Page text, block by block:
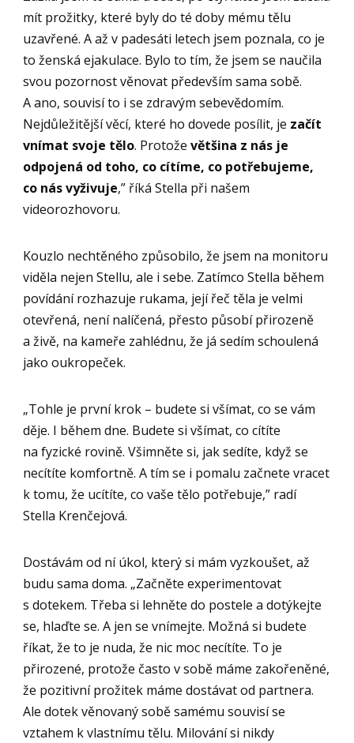
mít prožitky, které byly do té doby mému tělu
uzavřené. A až v padesáti letech jsem poznala, co je
to ženská ejakulace. Bylo to tím, že jsem se naučila
svou pozornost věnovat především sama sobě.
A ano, souvisí to i se zdravým sebevědomím.
Nejdůležitější věcí, které ho dovede posílit, je začít
vnímat svoje tělo. Protoževětšina z nás je
odpojená od toho, co cítíme, co potřebujeme,
co nás vyživuje,” říká Stella při našem
videorozhovoru.
Kouzlo nechtěného způsobilo, že jsem na monitoru
viděla nejen Stellu, ale i sebe. Zatímco Stella během
povídání rozhazuje rukama, její řeč těla je velmi
otevřená, není nalíčená, přesto působí přirozeně
a živě, na kameře zahlédnu, že já sedím schoulená
jako oukropeček.
„Tohle je první krok – budete si všímat, co se vám
děje. I během dne. Budete si všímat, co cítíte
na fyzické rovině. Všimněte si, jak sedíte, když se
necítíte komfortně. A tím se i pomalu začnete vracet
k tomu, že ucítíte, co vaše tělo potřebuje,” radí
Stella Krenčejová.
Dostávám od ní úkol, který si mám vyzkoušet, až
budu sama doma. „Začněte experimentovat
s dotekem. Třeba si lehněte do postele a dotýkejte
se, hlaďte se. A jen se vnímejte. Možná si budete
říkat, že to je nuda, že nic moc necítíte. To je
přirozené, protože často v sobě máme zakořeněné,
že pozitivní prožitek máme dostávat od partnera.
Ale dotek věnovaný sobě samému souvisí se
vztahem k vlastnímu tělu. Milování si nikdy